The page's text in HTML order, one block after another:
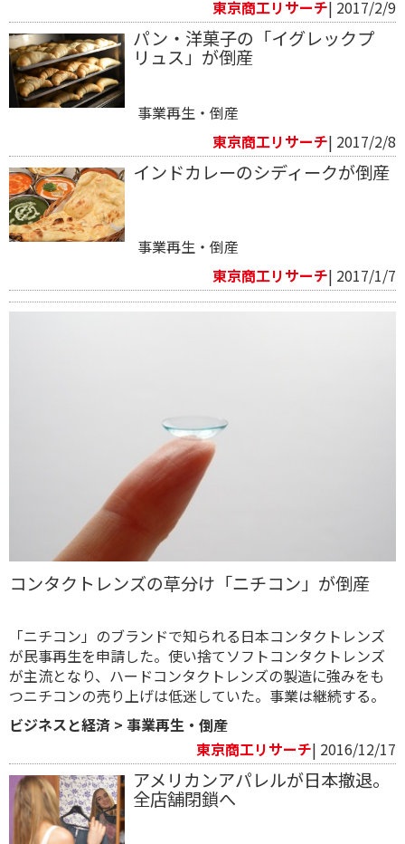
東京商工リサーチ| 2017/2/9
パン・洋菓子の「イグレックプ
リュス」が倒産
事業再生・倒産
東京商工リサーチ| 2017/2/8
インドカレーのシディークが倒産
事業再生・倒産
東京商工リサーチ| 2017/1/7
コンタクトレンズの草分け「ニチコン」が倒産
「ニチコン」のブランドで知られる日本コンタクトレンズ
が民事再生を申請した。使い捨てソフトコンタクトレンズ
が主流となり、ハードコンタクトレンズの製造に強みをも
つニチコンの売り上げは低迷していた。事業は継続する。
ビジネスと経済 > 事業再生・倒産
東京商工リサーチ| 2016/12/17
アメリカンアパレルが日本撤退。
全店舗閉鎖へ